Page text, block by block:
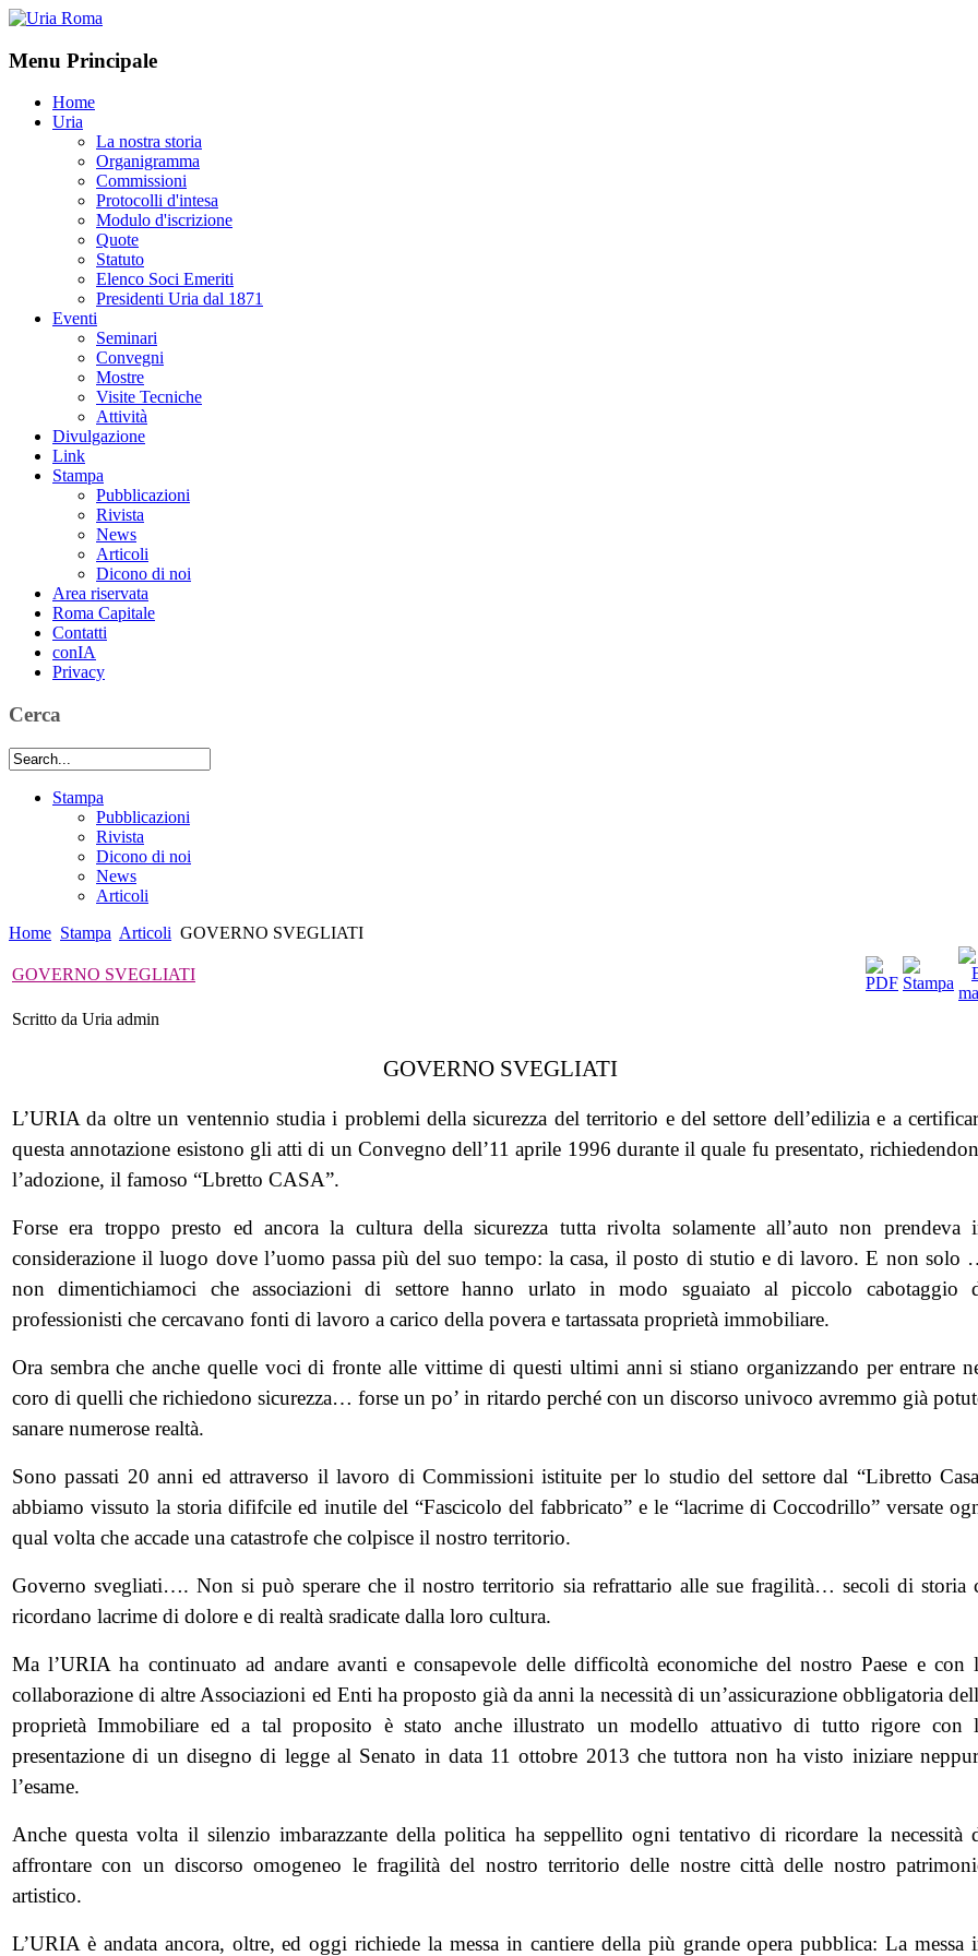
Menu Principale
Home
Uria
La nostra storia
Organigramma
Commissioni
Protocolli d'intesa
Modulo d'iscrizione
Quote
Statuto
Elenco Soci Emeriti
Presidenti Uria dal 1871
Eventi
Seminari
Convegni
Mostre
Visite Tecniche
Attività
Divulgazione
Link
Stampa
Pubblicazioni
Rivista
News
Articoli
Dicono di noi
Area riservata
Roma Capitale
Contatti
conIA
Privacy
Cerca
Stampa
Pubblicazioni
Rivista
Dicono di noi
News
Articoli
Home Stampa Articoli GOVERNO SVEGLIATI
GOVERNO SVEGLIATI
Scritto da Uria admin
GOVERNO SVEGLIATI
L’URIA da oltre un ventennio studia i problemi della sicurezza del territorio e del settore dell’edilizia e a
questa annotazione esistono gli atti di un Convegno dell’11 aprile 1996 durante il quale fu presentato,
l’adozione, il famoso “Lbretto CASA”.
Forse era troppo presto ed ancora la cultura della sicurezza tutta rivolta solamente all’auto non prendeva
considerazione il luogo dove l’uomo passa più del suo tempo: la casa, il posto di stutio e di lavoro. E non solo
non dimentichiamoci che associazioni di settore hanno urlato in modo sguaiato al piccolo cabotaggio
professionisti che cercavano fonti di lavoro a carico della povera e tartassata proprietà immobiliare.
Ora sembra che anche quelle voci di fronte alle vittime di questi ultimi anni si stiano organizzando per entrare
coro di quelli che richiedono sicurezza… forse un po’ in ritardo perché con un discorso univoco avremmo già
sanare numerose realtà.
Sono passati 20 anni ed attraverso il lavoro di Commissioni istituite per lo studio del settore dal “Libretto
abbiamo vissuto la storia dififcile ed inutile del “Fascicolo del fabbricato” e le “lacrime di Coccodrillo” versate
qual volta che accade una catastrofe che colpisce il nostro territorio.
Governo svegliati…. Non si può sperare che il nostro territorio sia refrattario alle sue fragilità… secoli di storia
ricordano lacrime di dolore e di realtà sradicate dalla loro cultura.
Ma l’URIA ha continuato ad andare avanti e consapevole delle difficoltà economiche del nostro Paese e con
collaborazione di altre Associazioni ed Enti ha proposto già da anni la necessità di un’assicurazione obbligatoria
proprietà Immobiliare ed a tal proposito è stato anche illustrato un modello attuativo di tutto rigore con
presentazione di un disegno di legge al Senato in data 11 ottobre 2013 che tuttora non ha visto iniziare
l’esame.
Anche questa volta il silenzio imbarazzante della politica ha seppellito ogni tentativo di ricordare la necessità
affrontare con un discorso omogeneo le fragilità del nostro territorio delle nostre città delle nostro
artistico.
L’URIA è andata ancora, oltre, ed oggi richiede la messa in cantiere della più grande opera pubblica: La messa